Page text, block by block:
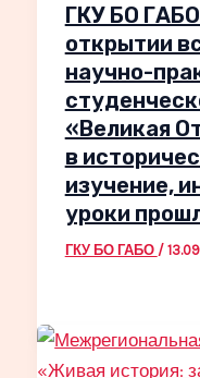
ГКУ БО
открытии
научно-
«Великая
в
изучение,
уроки
ГКУ БО ГАБО /